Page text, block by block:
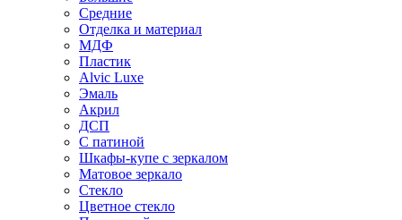
Средние
Отделка и материал
МДФ
Пластик
Alvic Luxe
Эмаль
Акрил
ДСП
С патиной
Шкафы-купе с зеркалом
Матовое зеркало
Стекло
Цветное стекло